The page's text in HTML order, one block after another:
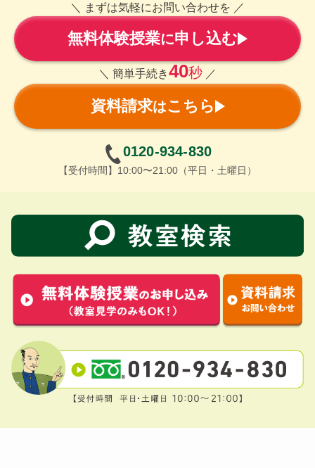
＼ まずは気軽にお問い合わせを ／
無料体験授業に申し込む
＼ 簡単手続き40秒 ／
資料請求はこちら
0120-934-830
【受付時間】10:00〜21:00（平日・土曜日）